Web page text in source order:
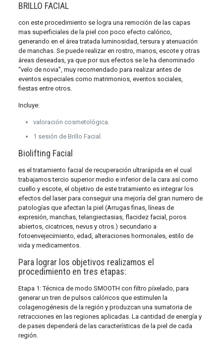
BRILLO FACIAL
con este procedimiento se logra una remoción de las capas
mas superficiales de la piel con poco efecto calórico,
generando en el área tratada luminosidad, tersura y atenuación
de manchas. Se puede realizar en rostro, manos, escote y otras
áreas deseadas, ya que por sus efectos se le ha denominado
“velo de novia”, muy recomendado para realizar antes de
eventos especiales como matrimonios, eventos sociales,
fiestas entre otros.
Incluye:
valoración cosmetológica.
1 sesión de Brillo Facial.
Biolifting Facial
es el tratamiento facial de recuperación ultrarápida en el cual
trabajamos tercio superior medio e inferior de la cara así como
cuello y escote, el objetivo de este tratamiento es integrar los
efectos del laser para conseguir una mejoría del gran numero de
patologías que afectan la piel (Arrugas finas, líneas de
expresión, manchas, telangiectasias, flacidez facial, poros
abiertos, cicatrices, nevus y otros.) secundario a
fotoenvejecimiento, edad, alteraciones hormonales, estilo de
vida y medicamentos.
Para lograr los objetivos realizamos el
procedimiento en tres etapas:
Etapa 1: Técnica de modo SMOOTH con filtro píxelado, para
generar un tren de pulsos calóricos que estimulen la
colagenogénesis de la región y produzcan una sumatoria de
retracciones en las regiones aplicadas. La cantidad de energía y
de pases dependerá de las características de la piel de cada
región.